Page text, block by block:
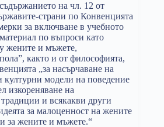
на чл. 12 от
страни по Конвенцията
за включване в учебното
по въпроси като
жените и мъжете,
както и от философията,
„за насърчаване на
модели на поведение
изкореняване на
и всякакви други
за малоценност на жените
за жените и мъжете.“